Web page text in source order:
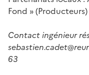
Fond » (Producteurs)
Contact ingénieur
63